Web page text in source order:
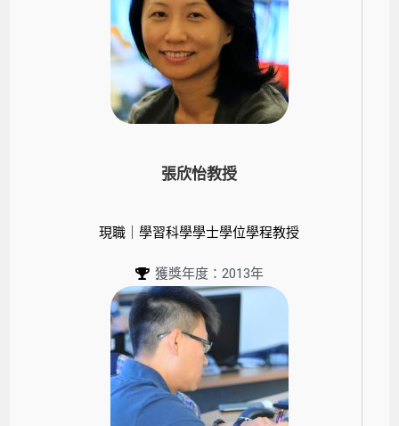
張欣怡教授
現職｜學習科學學士學位學程教授
獲獎年度：2013年